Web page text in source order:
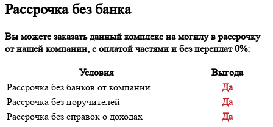
Рассрочка без банка
Вы можете заказать данный комплекс на могилу в рассрочку
от нашей компании, с оплатой частями и без переплат 0%:
Условия
Выгода
Рассрочка без банков от компании
Да
Рассрочка без поручителей
Да
Рассрочка без справок о доходах
Да